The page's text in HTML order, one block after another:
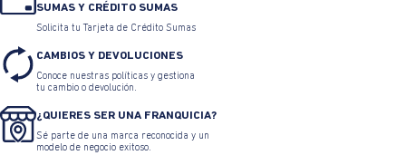
SUMAS Y CRÉDITO SUMAS
Solicita tu Tarjeta de Crédito Sumas
CAMBIOS Y DEVOLUCIONES
Conoce nuestras políticas y gestiona
tu cambio o devolución.
¿QUIERES SER UNA FRANQUICIA?
Sé parte de una marca reconocida y un
modelo de negocio exitoso.